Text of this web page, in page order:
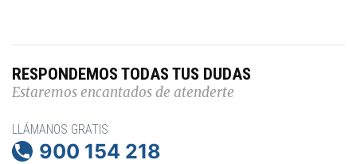
RESPONDEMOS TODAS TUS DUDAS
Estaremos encantados de atenderte
LLÁMANOS GRATIS
 900 154 218